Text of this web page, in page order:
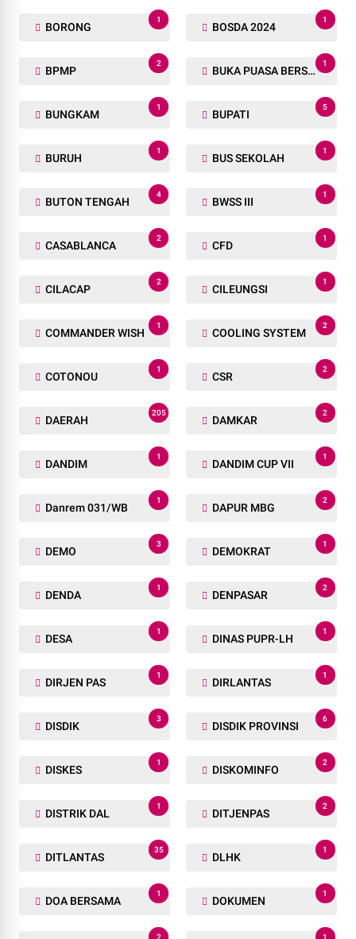
BORONG
1
BOSDA 2024
1
BPMP
2
BUKA PUASA BERSAMA
1
BUNGKAM
1
BUPATI
5
BURUH
1
BUS SEKOLAH
1
BUTON TENGAH
4
BWSS III
1
CASABLANCA
2
CFD
1
CILACAP
2
CILEUNGSI
1
COMMANDER WISH
1
COOLING SYSTEM
2
COTONOU
1
CSR
2
DAERAH
205
DAMKAR
2
DANDIM
1
DANDIM CUP VII
1
Danrem 031/WB
1
DAPUR MBG
2
DEMO
3
DEMOKRAT
1
DENDA
1
DENPASAR
2
DESA
1
DINAS PUPR-LH
1
DIRJEN PAS
1
DIRLANTAS
1
DISDIK
3
DISDIK PROVINSI
6
DISKES
1
DISKOMINFO
2
DISTRIK DAL
1
DITJENPAS
2
DITLANTAS
35
DLHK
1
DOA BERSAMA
1
DOKUMEN
1
2 1